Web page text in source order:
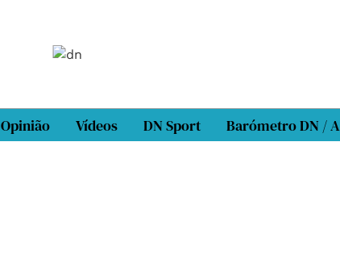
Opinião Vídeos DN Sport Barómetro DN /